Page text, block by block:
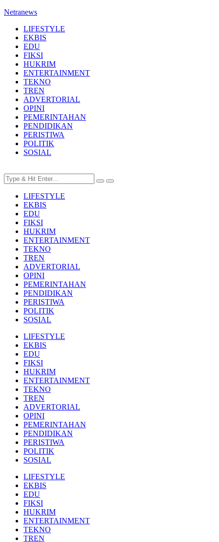
Netranews
LIFESTYLE
EKBIS
EDU
FIKSI
HUKRIM
ENTERTAINMENT
TEKNO
TREN
ADVERTORIAL
OPINI
PEMERINTAHAN
PENDIDIKAN
PERISTIWA
POLITIK
SOSIAL
LIFESTYLE
EKBIS
EDU
FIKSI
HUKRIM
ENTERTAINMENT
TEKNO
TREN
ADVERTORIAL
OPINI
PEMERINTAHAN
PENDIDIKAN
PERISTIWA
POLITIK
SOSIAL
LIFESTYLE
EKBIS
EDU
FIKSI
HUKRIM
ENTERTAINMENT
TEKNO
TREN
ADVERTORIAL
OPINI
PEMERINTAHAN
PENDIDIKAN
PERISTIWA
POLITIK
SOSIAL
LIFESTYLE
EKBIS
EDU
FIKSI
HUKRIM
ENTERTAINMENT
TEKNO
TREN